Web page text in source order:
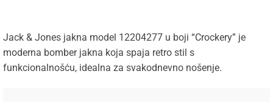
Jack & Jones jakna model 12204277 u boji “Crockery” je
moderna bomber jakna koja spaja retro stil s
funkcionalnošću, idealna za svakodnevno nošenje.